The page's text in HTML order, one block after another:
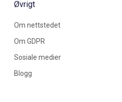
Øvrigt
Om nettstedet
Om GDPR
Sosiale medier
Blogg